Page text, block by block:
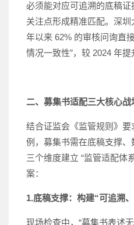
必须能对应可追溯的底稿
关注点形成精准匹配。深
年以来 62% 的审核问询直
情况一致性”，较 2024 年提
二、募集书适配三大核心
结合证监会《监管规则》
例，募集书需在底稿支撑
三个维度建立 “监管适配体
案：
1.底稿支撑：构建“可追溯
现场检查中，“募集书表述